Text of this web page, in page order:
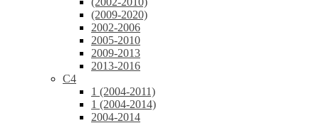
(2009-2020)
2002-2006
2005-2010
2009-2013
2013-2016
C4
1 (2004-2011)
1 (2004-2014)
2004-2014